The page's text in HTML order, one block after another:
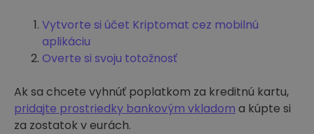
Vytvorte si účet Kriptomat cez mobilnú
aplikáciu
Overte si svoju totožnosť
Ak sa chcete vyhnúť poplatkom za kreditnú kartu,
pridajte prostriedky bankovým vkladom a kúpte si
za zostatok v eurách.